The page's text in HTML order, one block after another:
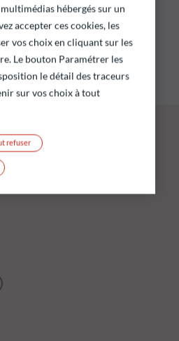
le temps.
d’investissement ne
hébergés sur un
accepter ces cookies, les
vos choix en cliquant sur les
Le bouton Paramétrer les
le détail des traceurs
sur vos choix à tout
refuser